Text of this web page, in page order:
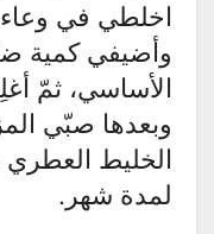
اخلطي في وعاء
وأضيفي كمية
الأساسي، ثمّ
وبعدها صبّي
الخليط
لمدة شهر.